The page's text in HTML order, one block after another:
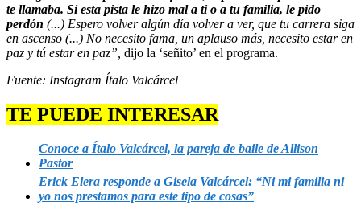
te llamaba. Si esta pista le hizo mal a ti o a tu familia, le pido
perdón (...) Espero volver algún día volver a ver, que tu carrera siga
en ascenso (...) No necesito fama, un aplauso más, necesito estar en
paz y tú estar en paz”, dijo la ‘señito’ en el programa.
Fuente: Instagram Ítalo Valcárcel
TE PUEDE INTERESAR
Conoce a Ítalo Valcárcel, la pareja de baile de Allison
Pastor
Erick Elera responde a Gisela Valcárcel: “Ni mi familia ni
yo nos prestamos para este tipo de cosas”